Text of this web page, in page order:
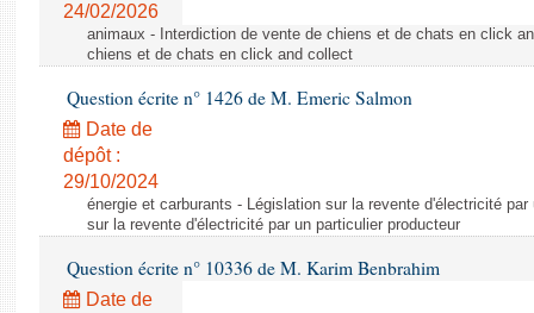
24/02/2026
animaux - Interdiction de vente de chiens et de chats en click
chiens et de chats en click and collect
Question écrite n° 1426 de M. Emeric Salmon
Date de
dépôt :
29/10/2024
énergie et carburants - Législation sur la revente d'électricité
sur la revente d'électricité par un particulier producteur
Question écrite n° 10336 de M. Karim Benbrahim
Date de